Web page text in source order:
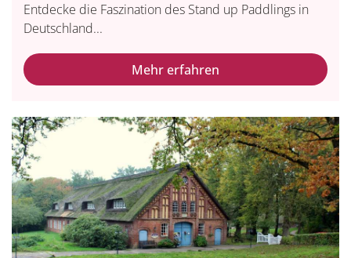
Entdecke die Faszination des Stand up Paddlings in
Deutschland...
Mehr erfahren